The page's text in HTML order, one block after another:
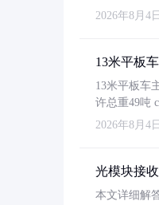
2026年8月4日
13米平板
13米平板车
许总重49吨
2026年8月4日
光模块接
本文详细解